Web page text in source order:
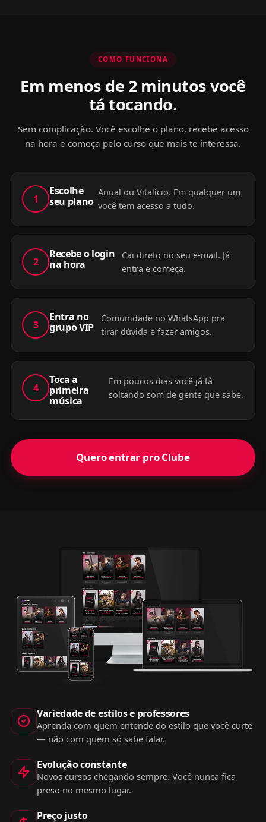
COMO FUNCIONA
Em menos de 2 minutos você
tá tocando.
Sem complicação. Você escolhe o plano, recebe acesso
na hora e começa pelo curso que mais te interessa.
1
Escolhe
seu plano
Anual ou Vitalício. Em qualquer um
você tem acesso a tudo.
2
Recebe o login
na hora
Cai direto no seu e-mail. Já
entra e começa.
3
Entra no
grupo VIP
Comunidade no WhatsApp pra
tirar dúvida e fazer amigos.
4
Toca a
primeira
música
Em poucos dias você já tá
soltando som de gente que sabe.
Quero entrar pro Clube
Variedade de estilos e professores
Aprenda com quem entende do estilo que você curte
— não com quem só sabe falar.
Evolução constante
Novos cursos chegando sempre. Você nunca fica
preso no mesmo lugar.
Preço justo